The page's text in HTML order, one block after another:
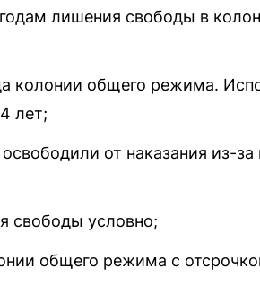
лишения свободы в
колонии общего режима.
лет;
от наказания из-за
свободы условно;
общего режима с